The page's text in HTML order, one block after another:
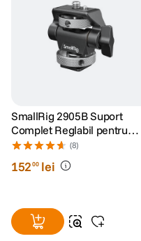
dji mic mini
dji osmo
SmallRig 2905B Suport
Complet Reglabil pentru
Monitor cu Patina Cold Shoe
(8)
15200 lei